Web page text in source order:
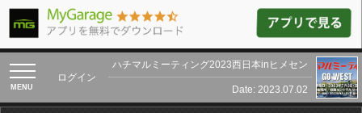
toggle
navigationログイン
ハチマルミーティング2023西日本inヒメセン
Date: 2023.07.02